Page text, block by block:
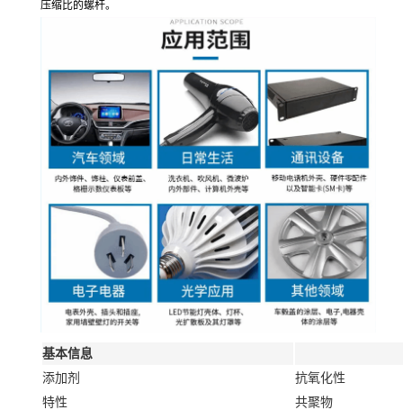
压缩比的螺杆。
基本信息
添加剂
抗氧化性
特性
共聚物